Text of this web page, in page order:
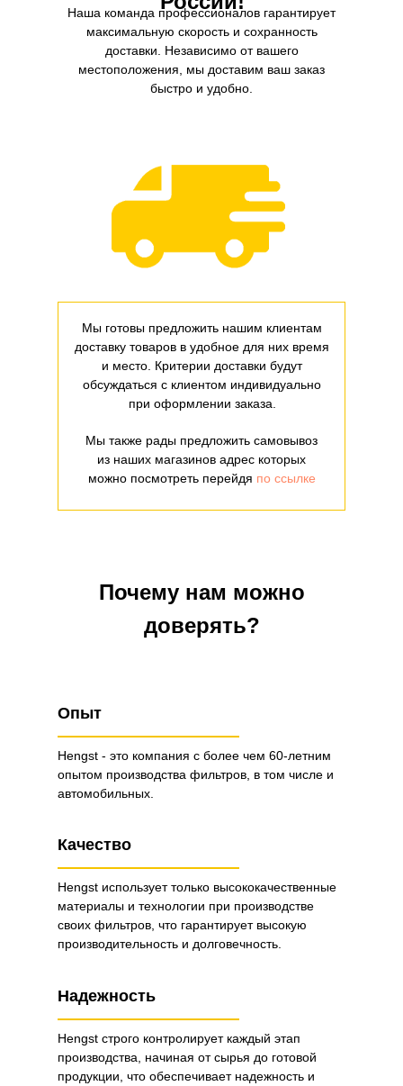
Мы готовы предложить нашим клиентам
доставку товаров в удобное для них время
и место. Критерии доставки будут
обсуждаться с клиентом индивидуально
при оформлении заказа.
Мы также рады предложить самовывоз
из наших магазинов адрес которых
можно посмотреть перейдя по ссылке
Наша команда профессионалов гарантирует
максимальную скорость и сохранность
доставки. Независимо от вашего
местоположения, мы доставим ваш заказ
быстро и удобно.
Почему нам можно
доверять?
Опыт
Hengst - это компания с более чем 60-летним
опытом производства фильтров, в том числе и
автомобильных.
Качество
Надежность
Hengst использует только высококачественные
материалы и технологии при производстве
своих фильтров, что гарантирует высокую
производительность и долговечность.
Hengst строго контролирует каждый этап
производства, начиная от сырья до готовой
продукции, что обеспечивает надежность и